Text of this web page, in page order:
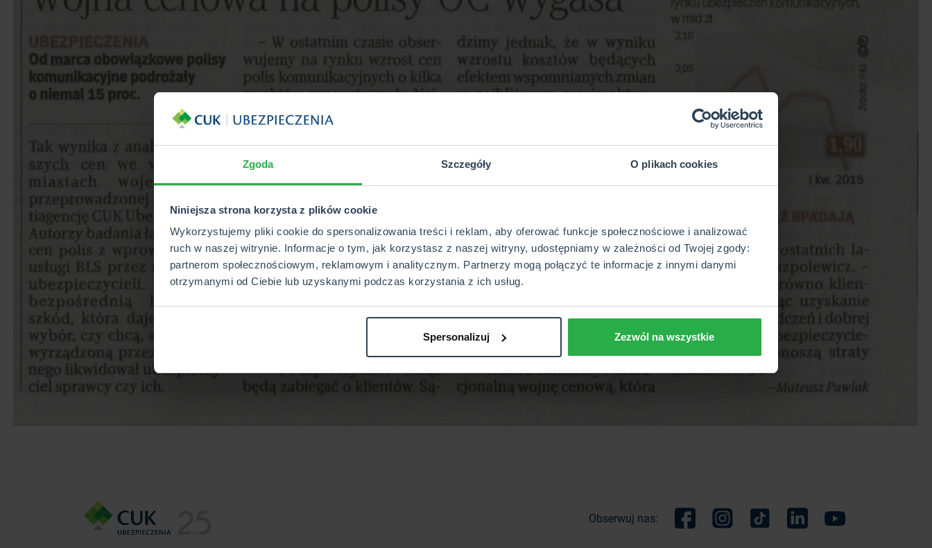
Zgoda Szczegóły O plikach cookies
Niniejsza strona korzysta z plików cookie
Wykorzystujemy pliki cookie do spersonalizowania treści i reklam, aby oferować funkcje społecznościowe i analizować
ruch w naszej witrynie. Informacje o tym, jak korzystasz z naszej witryny, udostępniamy w zależności od Twojej zgody:
partnerom społecznościowym, reklamowym i analitycznym. Partnerzy mogą połączyć te informacje z innymi danymi
otrzymanymi od Ciebie lub uzyskanymi podczas korzystania z ich usług.
Spersonalizuj Zezwól na wszystkie
Obserwuj nas: